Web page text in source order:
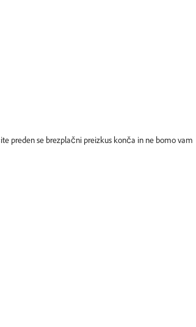
preden se brezplačni preizkus konča in ne bomo vam